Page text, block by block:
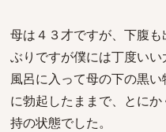
母は４３才ですが、下腹
ぶりですが僕には丁度いい
風呂に入って母の下の黒
に勃起したままで、とに
持の状態でした。